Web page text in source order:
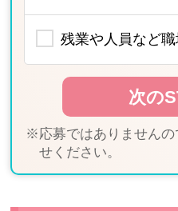
残業や人員など
※応募ではありません
せください。